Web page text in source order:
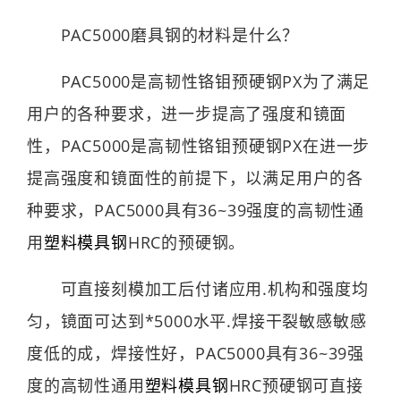
PAC5000磨具钢的材料是什么？
PAC5000是高韧性铬钼预硬钢PX为了满足
用户的各种要求，进一步提高了强度和镜面
性，PAC5000是高韧性铬钼预硬钢PX在进一步
提高强度和镜面性的前提下，以满足用户的各
种要求，PAC5000具有36~39强度的高韧性通
用塑料模具钢HRC的预硬钢。
可直接刻模加工后付诸应用.机构和强度均
匀，镜面可达到*5000水平.焊接干裂敏感敏感
度低的成，焊接性好，PAC5000具有36~39强
度的高韧性通用塑料模具钢HRC预硬钢可直接